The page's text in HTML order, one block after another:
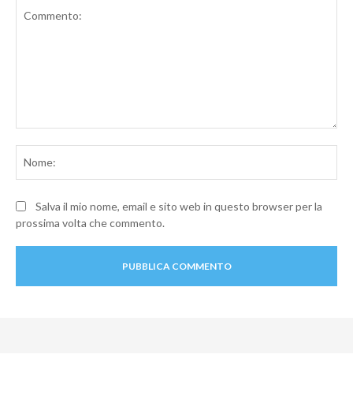
Salva il mio nome, email e sito web in questo browser per la
prossima volta che commento.